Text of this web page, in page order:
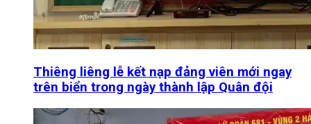
Thiêng liêng lễ kết nạp đảng viên mới ngay
trên biển trong ngày thành lập Quân đội